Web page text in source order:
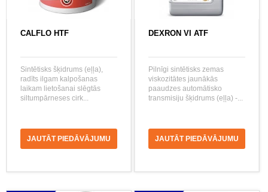
CALFLO HTF
Sintētisks šķidrums (eļļa),
radīts ilgam kalpošanas
laikam lietošanai slēgtās
siltumpārneses cirk...
JAUTĀT PIEDĀVĀJUMU
DEXRON VI ATF
Pilnīgi sintētisks zemas
viskozitātes jaunākās
paaudzes automātisko
transmisiju šķidrums (eļļa) -...
JAUTĀT PIEDĀVĀJUMU